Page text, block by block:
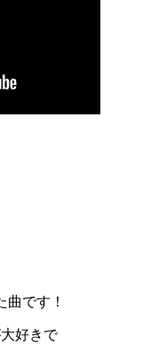
です！
好きで